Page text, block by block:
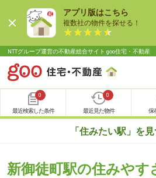
アプリ版はこちら
複数社の物件を探せる！
NTTグループ運営の不動産総合サイト goo住宅・不動産
0
最近検索した条件
0
最近見た物件 保
「住みたい駅」を
新御徒町駅の住みやす